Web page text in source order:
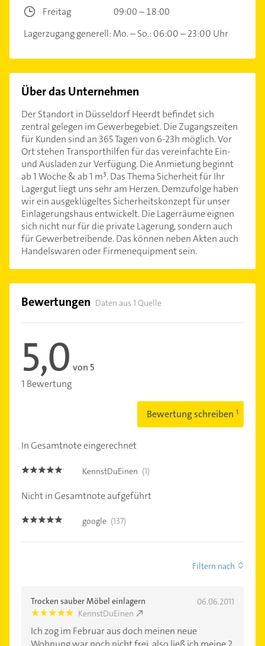
Freitag
09:00 – 18:00
Lagerzugang generell: Mo. – So.: 06:00 – 23:00 Uhr
Über das Unternehmen
Der Standort in Düsseldorf Heerdt befindet sich
zentral gelegen im Gewerbegebiet. Die Zugangszeiten
für Kunden sind an 365 Tagen von 6-23h möglich. Vor
Ort stehen Transporthilfen für das vereinfachte Ein-
und Ausladen zur Verfügung. Die Anmietung beginnt
ab 1 Woche & ab 1 m³. Das Thema Sicherheit für Ihr
Lagergut liegt uns sehr am Herzen. Demzufolge haben
wir ein ausgeklügeltes Sicherheitskonzept für unser
Einlagerungshaus entwickelt. Die Lagerräume eignen
sich nicht nur für die private Lagerung, sondern auch
für Gewerbetreibende. Das können neben Akten auch
Handelswaren oder Firmenequipment sein.
Bewertungen Daten aus 1 Quelle
5,0 von 5
1 Bewertung
Bewertung schreiben
In Gesamtnote eingerechnet
5.0 KennstDuEinen (1)
Nicht in Gesamtnote aufgeführt
4.9 google (137)
Filtern nach
Trocken sauber Möbel einlagern 06.06.2011
5.0 KennstDuEinen
Ich zog im Februar aus doch meinen neue